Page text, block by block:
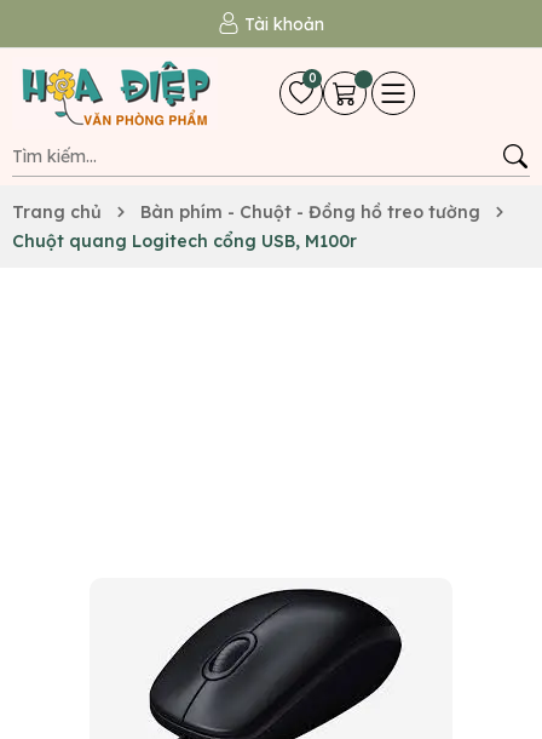
Tài khoản
0
Trang chủ
Bàn phím - Chuột - Đồng hồ treo tường
Chuột quang Logitech cổng USB, M100r